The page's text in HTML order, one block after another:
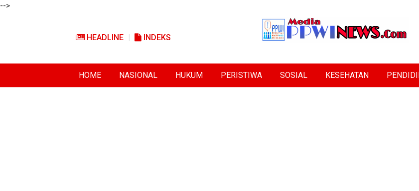
-->
HEADLINE INDEKS
HOME NASIONAL HUKUM PERISTIWA SOSIAL KESEHATAN